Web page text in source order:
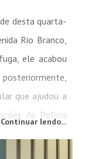
desta quarta-
Rio Branco,
ele acabou
que ajudou a
da Polícia
tomar a...
Continuar lendo...